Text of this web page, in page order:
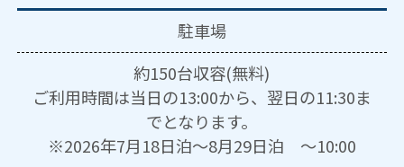
駐車場
約150台収容(無料)
ご利用時間は当日の13:00から、翌日の11:30ま
でとなります。
※2026年7月18日泊～8月29日泊 ～10:00